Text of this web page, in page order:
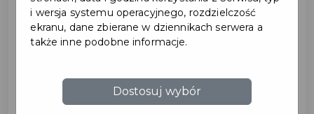
Seminarium informacyjne o
i wersja systemu operacyjnego, rozdzielczość
ekranu, dane zbierane w dziennikach serwera a
także inne podobne informacje.
Dostosuj wybór